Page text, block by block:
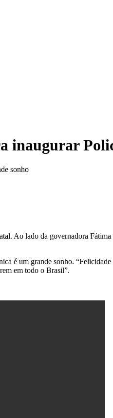
inaugurar
sonho
Ao lado da governadora
é um grande sonho.
em todo o Brasil”.